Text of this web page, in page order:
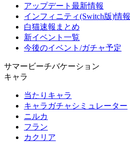
アップデート最新情報
インフィニティ(Switch版)情報
白猫速報まとめ
新イベント一覧
今後のイベント/ガチャ予定
サマービーチバケーション
キャラ
当たりキャラ
キャラガチャシミュレーター
ニルカ
フラン
カクリア